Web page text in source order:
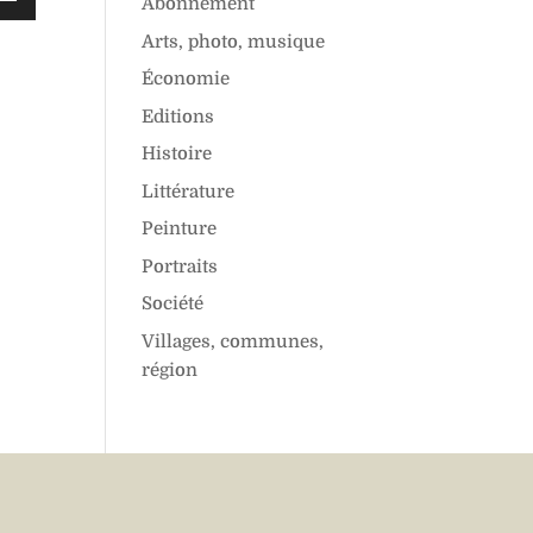
Arts, photo, musique
Économie
Editions
Histoire
Littérature
Peinture
Portraits
Société
Villages, communes,
région